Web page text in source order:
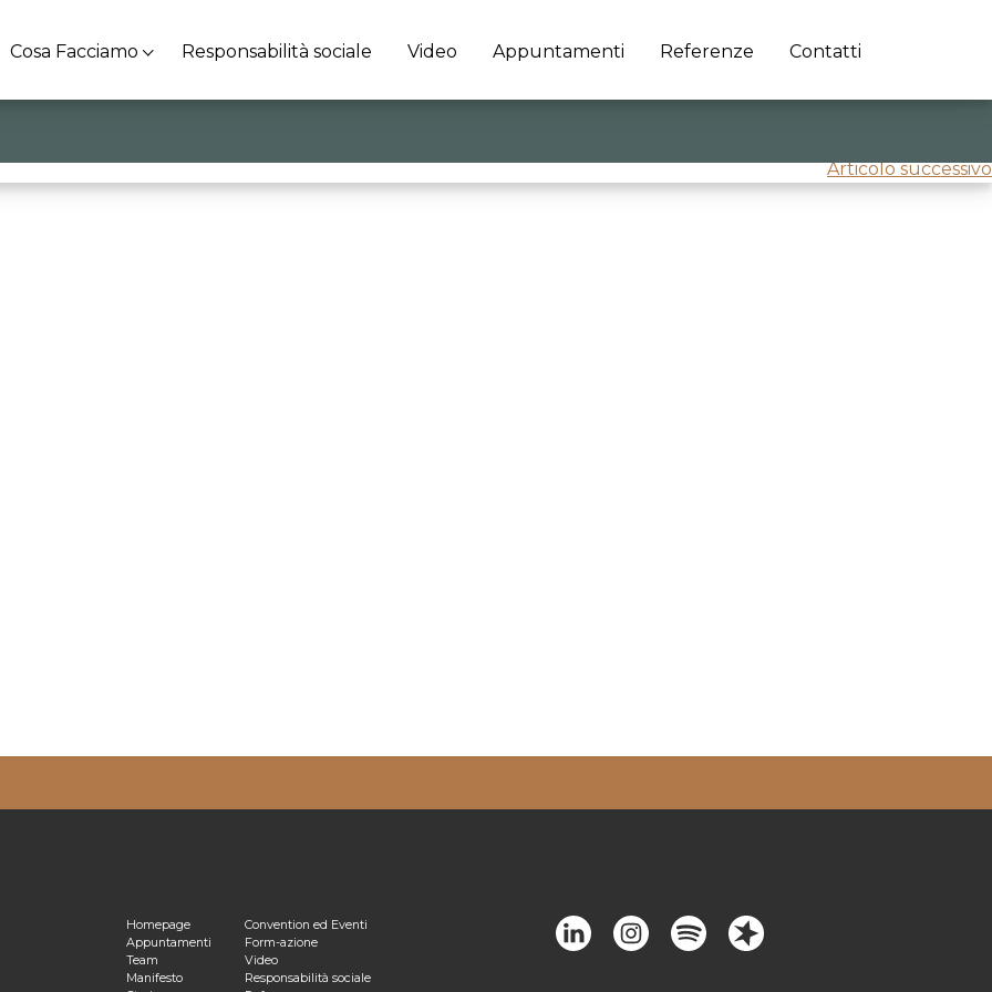
Cosa Facciamo Responsabilità sociale Video Appuntamenti Referenze Contatti
Articolo successivo
Privacy PolicyHomepage
Appuntamenti
Team
Manifesto
Convention ed Eventi
Form-azione
Video
Responsabilità sociale